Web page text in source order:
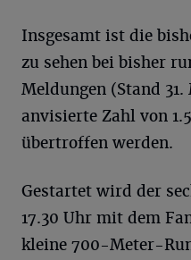
Insgesamt ist die
zu sehen bei bisher
Meldungen (Stand
anvisierte Zahl von
übertroffen werden.
Gestartet wird der
17.30 Uhr mit dem
kleine 700-Meter-